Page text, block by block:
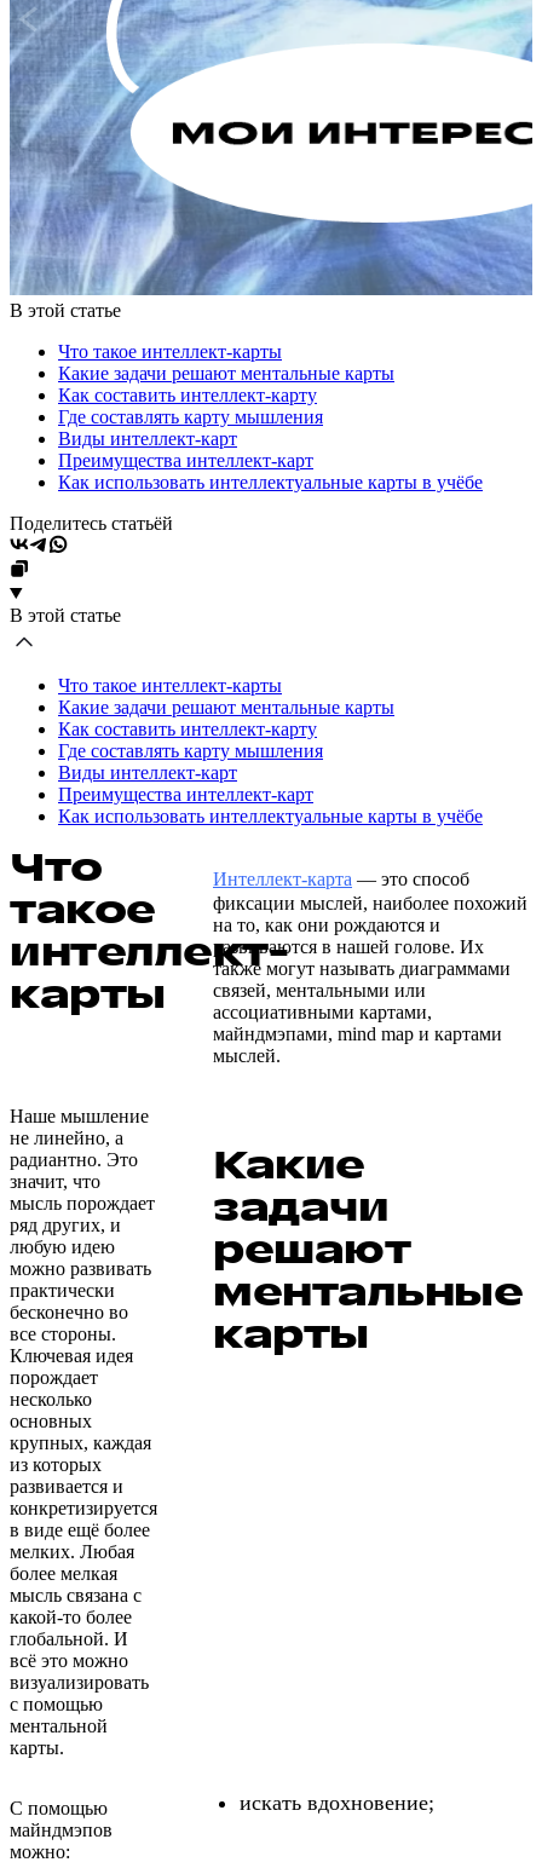
В этой статье
Что такое интеллект-карты
Какие задачи решают ментальные карты
Как составить интеллект-карту
Где составлять карту мышления
Виды интеллект-карт
Преимущества интеллект-карт
Как использовать интеллектуальные карты в учёбе
Поделитесь статьёй
В этой статье
Что такое интеллект-карты
Какие задачи решают ментальные карты
Как составить интеллект-карту
Где составлять карту мышления
Виды интеллект-карт
Преимущества интеллект-карт
Как использовать интеллектуальные карты в учёбе
Что
такое
интеллект-
карты
Интеллект-карта — это способ
фиксации мыслей, наиболее похожий
на то, как они рождаются и
развиваются в нашей голове. Их
также могут называть диаграммами
связей, ментальными или
ассоциативными картами,
майндмэпами, mind map и картами
мыслей.
Наше мышление
не линейно, а
радиантно. Это
значит, что
мысль порождает
ряд других, и
любую идею
можно развивать
практически
бесконечно во
все стороны.
Ключевая идея
порождает
несколько
основных
крупных, каждая
из которых
развивается и
конкретизируется
в виде ещё более
мелких. Любая
более мелкая
мысль связана с
какой-то более
глобальной. И
всё это можно
визуализировать
с помощью
ментальной
карты.
Какие
задачи
решают
ментальные
карты
С помощью
майндмэпов
можно:
искать вдохновение;